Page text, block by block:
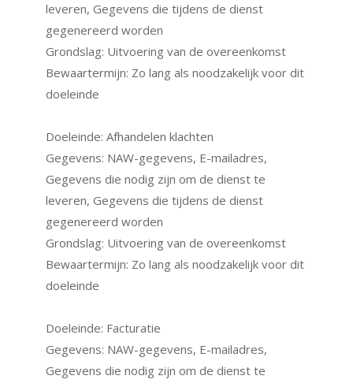
leveren, Gegevens die tijdens de dienst
gegenereerd worden
Grondslag: Uitvoering van de overeenkomst
Bewaartermijn: Zo lang als noodzakelijk voor dit
doeleinde
Doeleinde: Afhandelen klachten
Gegevens: NAW-gegevens, E-mailadres,
Gegevens die nodig zijn om de dienst te
leveren, Gegevens die tijdens de dienst
gegenereerd worden
Grondslag: Uitvoering van de overeenkomst
Bewaartermijn: Zo lang als noodzakelijk voor dit
doeleinde
Doeleinde: Facturatie
Gegevens: NAW-gegevens, E-mailadres,
Gegevens die nodig zijn om de dienst te